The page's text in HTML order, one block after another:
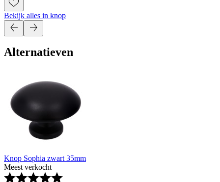
Bekijk alles in knop
Alternatieven
Knop Sophia zwart 35mm
Meest verkocht